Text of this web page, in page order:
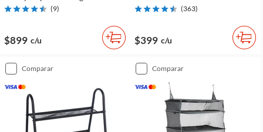
(9)
$899 c/u
(363)
$399 c/u
comparar comparar